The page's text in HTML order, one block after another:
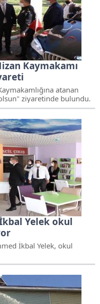
Kaymakamı
atanan
ziyaretinde bulundu.
Yelek okul
İkbal Yelek, okul